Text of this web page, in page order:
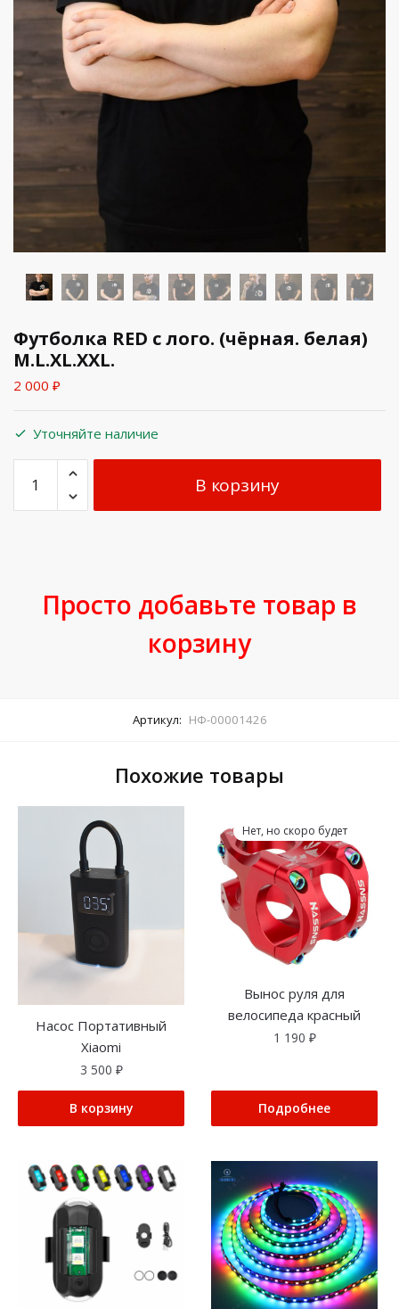
Футболка RED с лого. (чёрная. белая)
M.L.XL.XXL.
2 000 ₽
Уточняйте наличие
В корзину
Просто добавьте товар в
корзину
Артикул: НФ-00001426
Похожие товары
Насос Портативный
Xiaomi
3 500 ₽
В корзину
Нет, но скоро будет
Вынос руля для
велосипеда красный
1 190 ₽
Подробнее